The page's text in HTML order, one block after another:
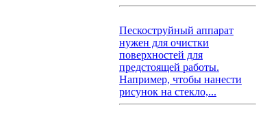
Пескоструйный аппарат
нужен для очистки
поверхностей для
предстоящей работы.
Например, чтобы нанести
рисунок на стекло,...